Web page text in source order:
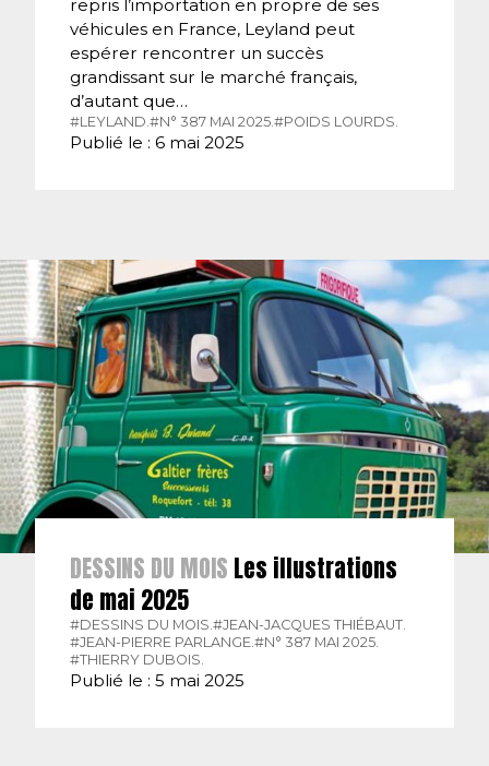
repris l’importation en propre de ses
véhicules en France, Leyland peut
espérer rencontrer un succès
grandissant sur le marché français,
d’autant que…
#LEYLAND. #N° 387 MAI 2025. #POIDS LOURDS.
Publié le : 6 mai 2025
DESSINS DU MOIS Les illustrations
de mai 2025
#DESSINS DU MOIS. #JEAN-JACQUES THIÉBAUT.
#JEAN-PIERRE PARLANGE. #N° 387 MAI 2025.
#THIERRY DUBOIS.
Publié le : 5 mai 2025